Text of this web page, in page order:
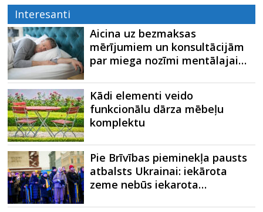
Interesanti
Aicina uz bezmaksas
mērījumiem un konsultācijām
par miega nozīmi mentālajai…
Kādi elementi veido
funkcionālu dārza mēbeļu
komplektu
Pie Brīvības pieminekļa pausts
atbalsts Ukrainai: iekārota
zeme nebūs iekarota…